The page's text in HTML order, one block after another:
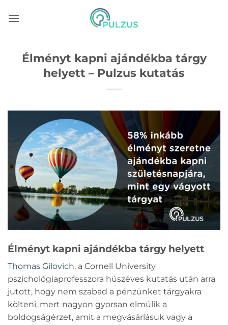
Élményt kapni ajándékba tárgy
helyett – Pulzus kutatás
Élményt kapni ajándékba tárgy helyett
Thomas Gilovich, a Cornell University
pszichológiaprofesszora húszéves kutatás után arra
jutott, hogy nem szabad a pénzünket tárgyakra
költeni, mert nagyon gyorsan elmúlik a
boldogságérzet, amit a megvásárlásuk vagy a